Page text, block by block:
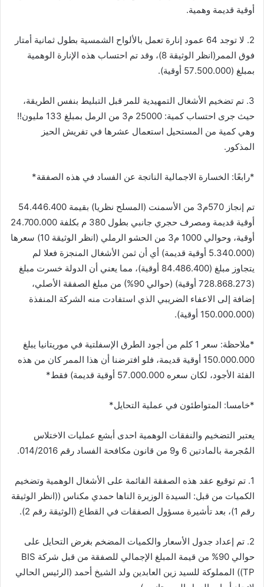
أوقية قديمة وهمية.
2. لا توجد 64 عمود إنارة تعمل بالألواح الشمسية بطول ثمانية أمتار
فوق الممر(انظر الوثيقة 8)، وقد تم احتساب هذه الإنارة الوهمية
بمبلغ (57.500.000 أوقية).
3. تم تضخيم الأشغال التمهيدية للمر قبل التبليط بنفس الطريقة،
حيث جرى احتساب كمية: 25000 م3 من الرمل بمبلغ 133 مليون!!
وهي كمية من المستحيل استعمال عشرها في تفريش الحيز
المذكور.
*رابعًا: الخسارة الاجمالية الناتجة عن الفساد في هذه الصفقة*
تم إنجاز 570م3 من الأسمنت (المسلح نظريا) بقيمة 54.446.400
أوقية قديمة ومصرف حجري جانبي بطول 380 م بكلفة 24.700.000
أوقية، وحوالي 1000 م3 من الحشو الرملي (انظر الوثيقة 10) سعرها
(5.340.000 أوقية قديمة) أي أن ثمن الأشغال المنجزة فعلا لم
يتجاوز مبلغ (84.486.400 أوقية)، مما يعني أن الدولة خسرت مبلغ
(728.868.273 أوقية) (حوالي 90%) من مبلغ الصفقة الأصلي،
إضافة إلى الاعفاء الضريبي الذي استفادت منه الشركة المنفذة
(150.000.000 أوقية).
*ملاحظة: سعر 1 كلم من أجود الطرق الإسفلتية في موريتانيا يبلغ
150.000.000 أوقية قديمة، فلو افترضنا أن هذا الممر كان من هذه
الفئة الأجود، لكان سعره 57.000.000 أوقية قديمة) فقط*
*خامسا: المتواطئون في عملية التحايل*
يعتبر التضخيم والنفقات الوهمية احدى أبشع عمليات الاختلاس
المُجرمة بالمادتين 6 و9 من قانون مكافحة الفساد رقم 014/2016.
1. تم توقيع عقد هذه الصفقة القائمة على الأشغال الوهمية وتضخيم
الكميات من قبل: السيدة الوزيرة الناها حمدي مكناس ((انظر الوثيقة
رقم 1)، بعد تأشيرة مسؤول الصفقات في القطاع (الوثيقة رقم 2).
2. تم إعداد جدول الأسعار والكميات المضخم بغرض التحايل على
حوالي 90% من قيمة المبلغ الإجمالي للصفقة من قبل شركة BIS
TP)) المملوكة للسيد زين العابدين ولد الشيخ أحمد (الرئيس الحالي